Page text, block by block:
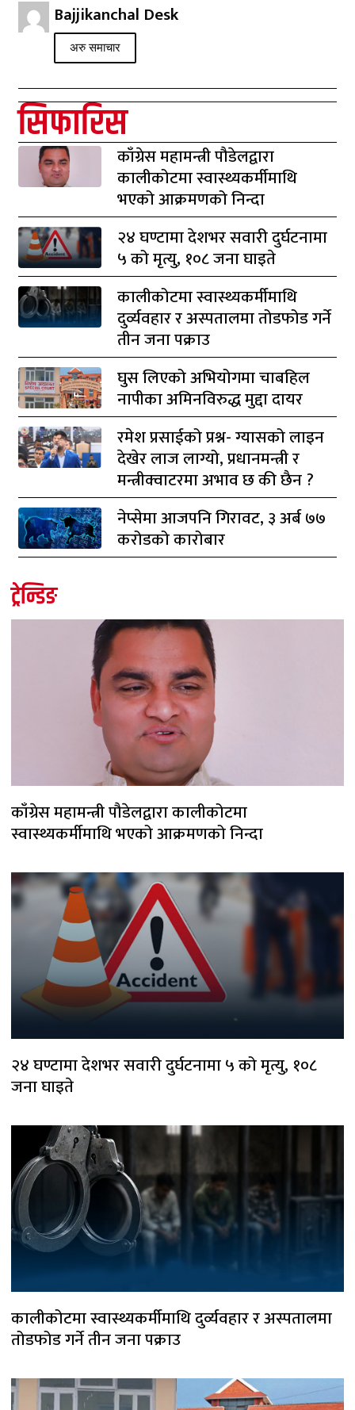
Bajjikanchal Desk
अरु समाचार
सिफारिस
काँग्रेस महामन्त्री पौडेलद्वारा
कालीकोटमा स्वास्थ्यकर्मीमाथि
भएको आक्रमणको निन्दा
२४ घण्टामा देशभर सवारी दुर्घटनामा
५ को मृत्यु, १०८ जना घाइते
कालीकोटमा स्वास्थ्यकर्मीमाथि
दुर्व्यवहार र अस्पतालमा तोडफोड गर्ने
तीन जना पक्राउ
घुस लिएको अभियोगमा चाबहिल
नापीका अमिनविरुद्ध मुद्दा दायर
रमेश प्रसाईको प्रश्न- ग्यासको लाइन
देखेर लाज लाग्यो, प्रधानमन्त्री र
मन्त्रीक्वाटरमा अभाव छ की छैन ?
नेप्सेमा आजपनि गिरावट, ३ अर्ब ७७
करोडको कारोबार
ट्रेन्डिङ
काँग्रेस महामन्त्री पौडेलद्वारा कालीकोटमा
स्वास्थ्यकर्मीमाथि भएको आक्रमणको निन्दा
२४ घण्टामा देशभर सवारी दुर्घटनामा ५ को मृत्यु, १०८
जना घाइते
कालीकोटमा स्वास्थ्यकर्मीमाथि दुर्व्यवहार र अस्पतालमा
तोडफोड गर्ने तीन जना पक्राउ